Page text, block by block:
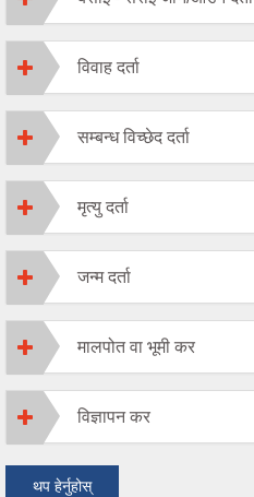
विवाह दर्ता
सम्बन्ध विच्छेद दर्ता
मृत्यु दर्ता
जन्म दर्ता
मालपोत वा भूमी कर
विज्ञापन कर
थप हेर्नुहोस्